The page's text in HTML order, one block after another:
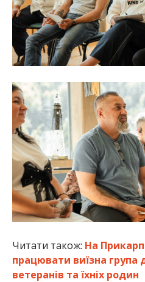
Читати також: На
працювати виїзна група
ветеранів та їхніх родин